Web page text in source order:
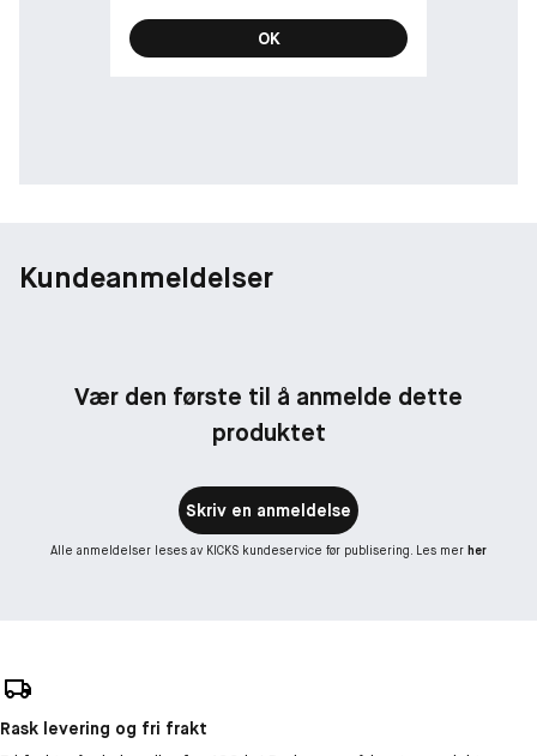
OK
Kundeanmeldelser
Vær den første til å anmelde dette
produktet
Skriv en anmeldelse
Alle anmeldelser leses av KICKS kundeservice før publisering. Les mer her
Rask levering og fri frakt